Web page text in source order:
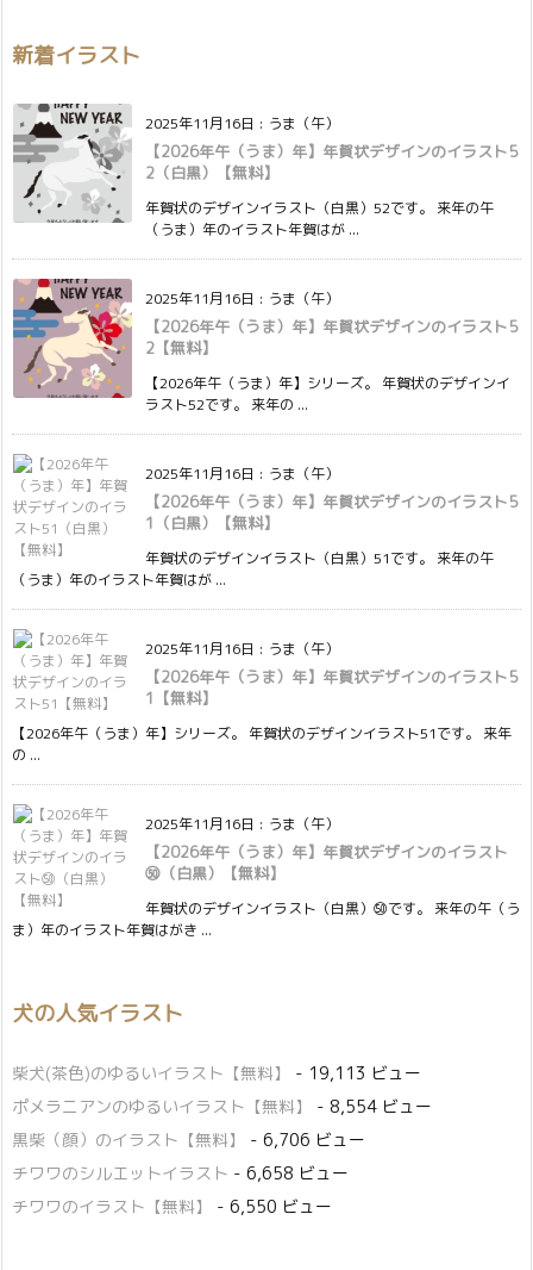
新着イラスト
2025年11月16日 : うま（午）
【2026年午（うま）年】年賀状デザインのイラスト5
2（白黒）【無料】
年賀状のデザインイラスト（白黒）52です。 来年の午
（うま）年のイラスト年賀はが ...
2025年11月16日 : うま（午）
【2026年午（うま）年】年賀状デザインのイラスト5
2【無料】
【2026年午（うま）年】シリーズ。 年賀状のデザインイ
ラスト52です。 来年の ...
2025年11月16日 : うま（午）
【2026年午（うま）年】年賀状デザインのイラスト5
1（白黒）【無料】
年賀状のデザインイラスト（白黒）51です。 来年の午
（うま）年のイラスト年賀はが ...
2025年11月16日 : うま（午）
【2026年午（うま）年】年賀状デザインのイラスト5
1【無料】
【2026年午（うま）年】シリーズ。 年賀状のデザインイラスト51です。 来年
の ...
2025年11月16日 : うま（午）
【2026年午（うま）年】年賀状デザインのイラスト
㊿（白黒）【無料】
年賀状のデザインイラスト（白黒）㊿です。 来年の午（う
ま）年のイラスト年賀はがき ...
犬の人気イラスト
柴犬(茶色)のゆるいイラスト【無料】
- 19,113 ビュー
ポメラニアンのゆるいイラスト【無料】
- 8,554 ビュー
黒柴（顔）のイラスト【無料】
- 6,706 ビュー
チワワのシルエットイラスト - 6,658 ビュー
チワワのイラスト【無料】
- 6,550 ビュー